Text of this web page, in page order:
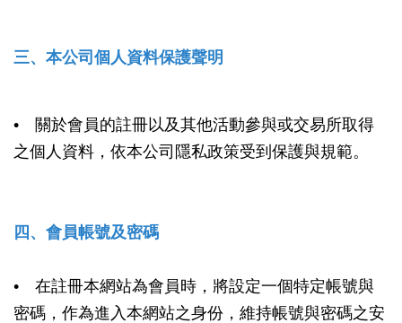
三、本公司個人資料保護聲明
• 關於會員的註冊以及其他活動參與或交易所取得
之個人資料，依本公司隱私政策受到保護與規範。
四、會員帳號及密碼
• 在註冊本網站為會員時，將設定一個特定帳號與
密碼，作為進入本網站之身份，維持帳號與密碼之安